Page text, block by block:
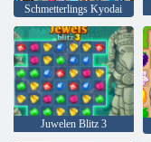
Schmetterlings Kyodai
Juwelen Blitz 3